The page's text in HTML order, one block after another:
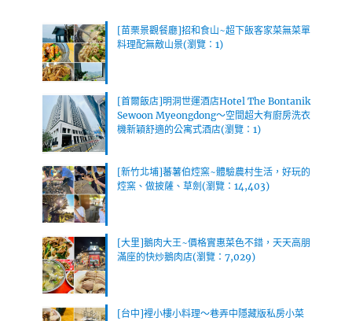
[苗栗景觀餐廳]招和食山~超下飯客家菜無菜單
料理配無敵山景(瀏覽：1)
[首爾飯店]明洞世運酒店Hotel The Bontanik
Sewoon Myeongdong～空間超大有廚房洗衣
機新穎舒適的公寓式酒店(瀏覽：1)
[新竹北埔]蕃薯伯焢窯~體驗農村生活，好玩的
焢窯、做披薩、草劍(瀏覽：14,403)
[大里]鵝肉大王~價格實惠菜色不錯，天天高朋
滿座的快炒鵝肉店(瀏覽：7,029)
[台中]裡小樓小料理～巷弄中隱藏版私房小菜